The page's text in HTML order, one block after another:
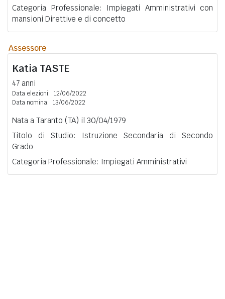
Categoria Professionale: Impiegati Amministrativi con
mansioni Direttive e di concetto
Assessore
Katia TASTE
47 anni
Data elezioni: 12/06/2022
Data nomina: 13/06/2022
Nata a Taranto (TA) il 30/04/1979
Titolo di Studio: Istruzione Secondaria di Secondo
Grado
Categoria Professionale: Impiegati Amministrativi